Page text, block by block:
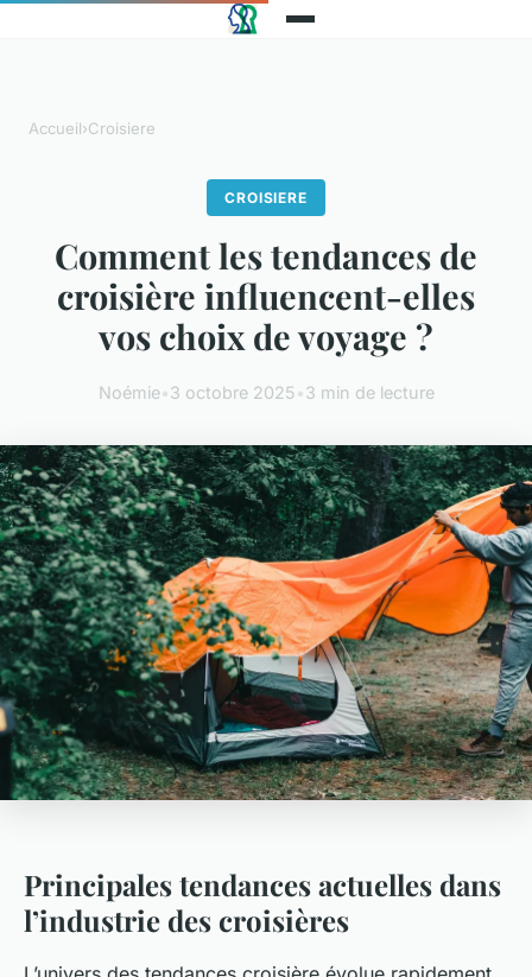
Accueil›Croisiere
CROISIERE
Comment les tendances de
croisière influencent-elles
vos choix de voyage ?
Noémie•3 octobre 2025•3 min de lecture
Principales tendances actuelles dans
l’industrie des croisières